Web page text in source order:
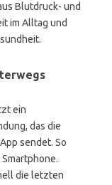
Blutdruck- und
im Alltag und
ein
das die
sendet. So
die letzten